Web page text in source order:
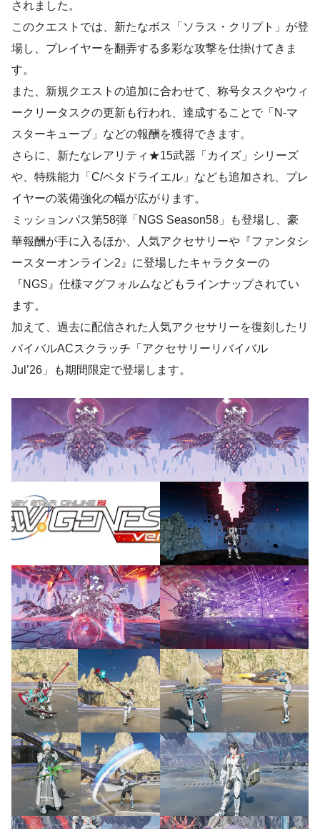
されました。
このクエストでは、新たなボス「ソラス・クリプト」が登
場し、プレイヤーを翻弄する多彩な攻撃を仕掛けてきま
す。
また、新規クエストの追加に合わせて、称号タスクやウィ
ークリータスクの更新も行われ、達成することで「N-マ
スターキューブ」などの報酬を獲得できます。
さらに、新たなレアリティ★15武器「カイズ」シリーズ
や、特殊能力「C/ペタドライエル」なども追加され、プレ
イヤーの装備強化の幅が広がります。
ミッションパス第58弾「NGS Season58」も登場し、豪
華報酬が手に入るほか、人気アクセサリーや『ファンタシ
ースターオンライン2』に登場したキャラクターの
『NGS』仕様マグフォルムなどもラインナップされてい
ます。
加えて、過去に配信された人気アクセサリーを復刻したリ
バイバルACスクラッチ「アクセサリーリバイバル
Jul’26」も期間限定で登場します。